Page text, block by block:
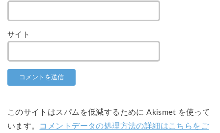
サイト
このサイトはスパムを低減するために Akismet を使って
います。 コメントデータの処理方法の詳細はこちらをご